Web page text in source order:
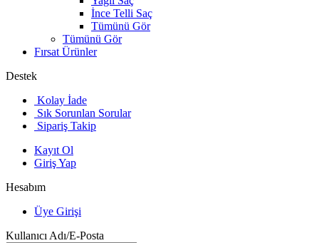
İnce Telli Saç
Tümünü Gör
Tümünü Gör
Fırsat Ürünler
Destek
Kolay İade
Sık Sorunlan Sorular
Sipariş Takip
Kayıt Ol
Giriş Yap
Hesabım
Üye Girişi
Kullanıcı Adı/E-Posta